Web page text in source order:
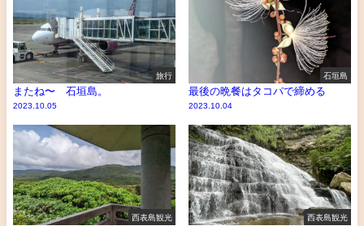
旅行
またね〜 石垣島。
2023.10.05
石垣島
最後の晩餐はタコパで締める
2023.10.04
西表島観光 西表島観光